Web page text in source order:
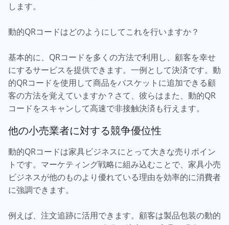
します。
動的QRコードはどのようにしてこれを行いますか？
基本的に、QRコードを多くの方法で利用し、顧客を幸せ
にするサービスを提供できます。一例として決済です。動
的QRコードを使用して商品をバスケットに追加できる顧
客の方法を覚えていますか？さて、彼らはまた、動的QR
コードをスキャンして高速で非接触決済も行えます。
他の小売業者に対する競争優位性
動的QRコードは家具ビジネスにとって大きな売りポイン
トです。マーケティング戦略に組み込むことで、家具小売
ビジネスが他のものより優れている理由を効率的に消費者
に強調できます。
例えば、注文追跡に活用できます。顧客は製品包装の動的